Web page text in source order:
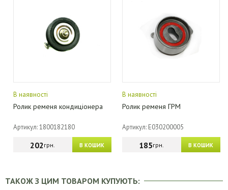
В наявності
Ролик ременя кондиціонера
Артикул: 1800182180
В КОШИК
202грн.
В наявності
Ролик ременя ГРМ
Артикул: E030200005
В КОШИК
185грн.
ТАКОЖ З ЦИМ ТОВАРОМ КУПУЮТЬ: